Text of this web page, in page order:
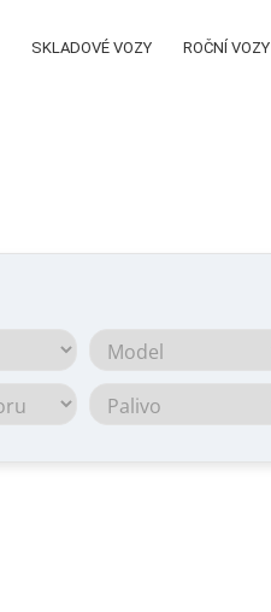
SKLADOVÉ VOZY ROČNÍ VOZY